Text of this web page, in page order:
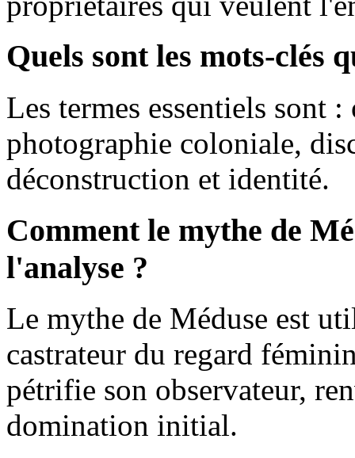
Quels sont les mots-clés
Les termes essentiels sont
photographie coloniale,
déconstruction et identité.
Comment le mythe de
l'analyse ?
Le mythe de Méduse est
castrateur du regard
pétrifie son observateur,
domination initial.